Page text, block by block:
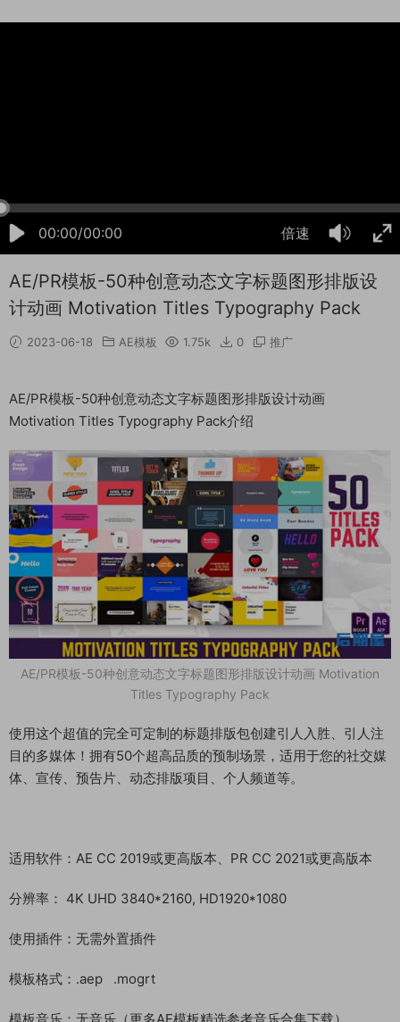
00:00/00:00 倍速
AE/PR模板-50种创意动态文字标题图形排版设
计动画 Motivation Titles Typography Pack
2023-06-18 AE模板 1.75k 0 推广
AE/PR模板-50种创意动态文字标题图形排版设计动画
Motivation Titles Typography Pack介绍
AE/PR模板-50种创意动态文字标题图形排版设计动画 Motivation
Titles Typography Pack
使用这个超值的完全可定制的标题排版包创建引人入胜、引人注
目的多媒体！拥有50个超高品质的预制场景，适用于您的社交媒
体、宣传、预告片、动态排版项目、个人频道等。
适用软件：AE CC 2019或更高版本、PR CC 2021或更高版本
分辨率： 4K UHD 3840*2160, HD1920*1080
使用插件：无需外置插件
模板格式：.aep .mogrt